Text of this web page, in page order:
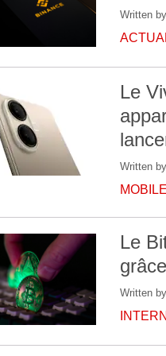
Written
Le
Written
Le
Written